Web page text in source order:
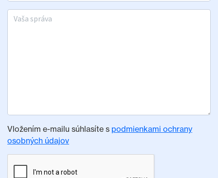
Vaša správa
Vložením e-mailu súhlasíte s podmienkami ochrany
osobných údajov